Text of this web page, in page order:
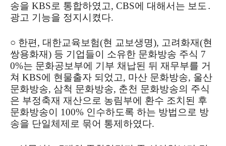
송을 KBS로 통합하였고, CBS에 대해서는 보도․
광고 기능을 정지시켰다.
○ 한편, 대한교육보험(현 교보생명), 고려화재(현
쌍용화재) 등 기업들이 소유한 문화방송 주식 7
0%는 문화공보부에 기부 채납된 뒤 재무부를 거
쳐 KBS에 현물출자 되었고, 마산 문화방송, 울산
문화방송, 삼척 문화방송, 춘천 문화방송의 주식
은 부정축재 재산으로 농림부에 환수 조치된 후
문화방송이 100% 인수하도록 하는 방법으로 방
송을 단일체제로 묶어 통제하였다.